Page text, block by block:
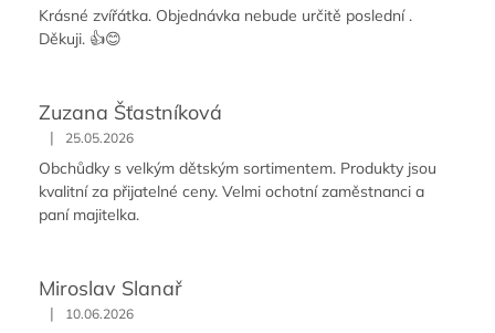
Krásné zvířátka. Objednávka nebude určitě poslední .
Děkuji. 👍😊
Zuzana Šťastníková
| 25.05.2026
Obchůdky s velkým dětským sortimentem. Produkty jsou
kvalitní za přijatelné ceny. Velmi ochotní zaměstnanci a
paní majitelka.
Miroslav Slanař
| 10.06.2026